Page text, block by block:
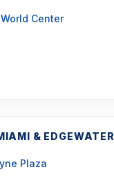
Center
& EDGEWATER
Plaza